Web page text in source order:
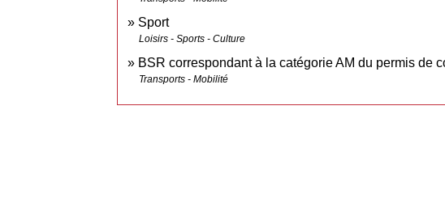
Sport
Loisirs - Sports - Culture
BSR correspondant à la catégorie AM du permis de
Transports - Mobilité